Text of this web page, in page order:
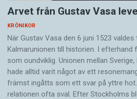
Arvet från Gustav Vasa
KRÖNIKOR
När Gustav Vasa den 6 juni 1523
Kalmar­unionen till historien. I efterhand
som ound­viklig. ­Unionen ­mellan
hade alltid varit något av ett
främst ingåtts som ett svar på yttre
rela­tionen ofta sval. Efter Stockholms